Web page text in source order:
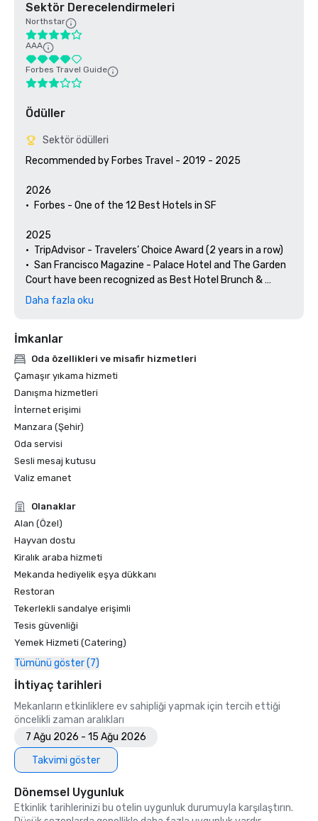
Sektör Derecelendirmeleri
Northstar
AAA
Forbes Travel Guide
Ödüller
Sektör ödülleri
Recommended by Forbes Travel - 2019 - 2025
2026
•	Forbes - One of the 12 Best Hotels in SF
2025
•	TripAdvisor - Travelers’ Choice Award (2 years in a row)
•	San Francisco Magazine - Palace Hotel and The Garden
Court have been recognized as Best Hotel Brunch &
Setting
•	Thrillist - Best Things to Do in San Francisco for an Arts
and Culture Lover
Spotlights San Francisco’s Arts & Culture
•	Haute Living San Francisco - San Francisco’s Palace
Hotel Celebrates 150 Years
2024
•	Travel + Leisure - Best Hotels in SF - Hotel with the Best
Amenities
Unforgettable Caviar Experiences
•	SF Gate – Best of the Bay Area – 5 Top Best Hotels
SF
•	Travelers’ Choice Awards -  Best of the Best
•	Destination I Do – One of the 6 Best LGBTQ+ Wedding
Destinations in US (top listing)
•	Insidehook – Best Hotel Bar in SF
•	SF Travel – Top Rated Luxury Hotels in SF
•	Timeout – One of the Best Luxury Hotels in SF
2023
•	Conde Nast Traveller Top Hotel
Daha fazla oku
İmkanlar
Oda özellikleri ve misafir hizmetleri
Çamaşır yıkama hizmeti
Danışma hizmetleri
İnternet erişimi
Manzara (Şehir)
Oda servisi
Sesli mesaj kutusu
Valiz emanet
Olanaklar
Alan (Özel)
Hayvan dostu
Kiralık araba hizmeti
Mekanda hediyelik eşya dükkanı
Restoran
Tekerlekli sandalye erişimli
Tesis güvenliği
Yemek Hizmeti (Catering)
Tümünü göster (7)
İhtiyaç tarihleri
Mekanların etkinliklere ev sahipliği yapmak için tercih ettiği
öncelikli zaman aralıkları
7 Ağu 2026 - 15 Ağu 2026
Takvimi göster
Dönemsel Uygunluk
Etkinlik tarihlerinizi bu otelin uygunluk durumuyla karşılaştırın.